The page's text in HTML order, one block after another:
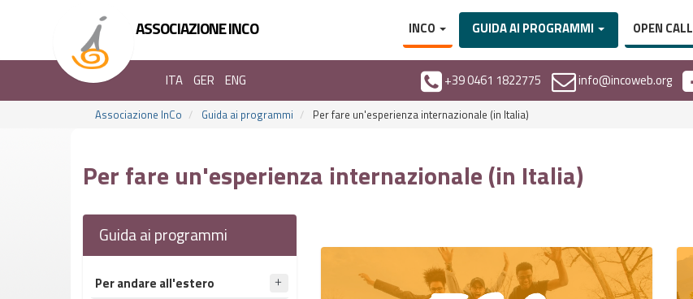
ASSOCIAZIONE INCO INCO GUIDA AI PROGRAMMI OPEN CALL
ITA GER ENG +39 0461 1822775 info@incoweb.org
Associazione InCo Guida ai programmi Per fare un'esperienza internazionale (in Italia)
Per fare un'esperienza internazionale (in Italia)
Guida ai programmi
Per andare all'estero